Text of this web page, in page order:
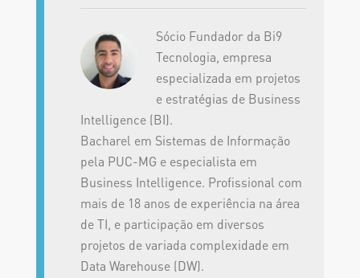
Sócio Fundador da Bi9
Tecnologia, empresa
especializada em projetos
e estratégias de Business
Intelligence (BI).
Bacharel em Sistemas de Informação
pela PUC-MG e especialista em
Business Intelligence. Profissional com
mais de 18 anos de experiência na área
de TI, e participação em diversos
projetos de variada complexidade em
Data Warehouse (DW).